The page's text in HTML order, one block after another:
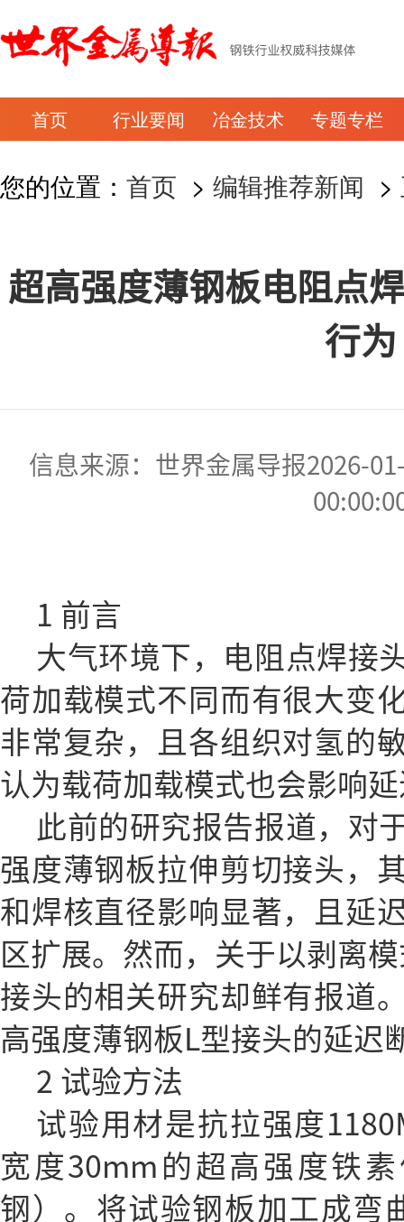
首页 行业要闻 冶金技术 专题专栏
您的位置： 首页 > 编辑推荐新闻 >
超高强度薄钢板电阻点
行为
信息来源：世界金属导报2026-
1 前言
大气环境下，电阻点焊接
荷加载模式不同而有很大变
非常复杂，且各组织对氢的
认为载荷加载模式也会影响
此前的研究报告报道，对
强度薄钢板拉伸剪切接头，
和焊核直径影响显著，且延
区扩展。然而，关于以剥离
接头的相关研究却鲜有报道
高强度薄钢板L型接头的延迟
2 试验方法
试验用材是抗拉强度
宽度30mm的超高强度铁
钢）。将试验钢板加工成弯